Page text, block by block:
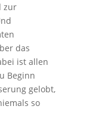
zur
das
ist allen
Beginn
gelobt,
so